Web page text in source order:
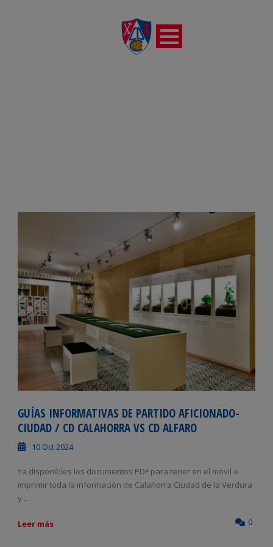
GUÍAS INFORMATIVAS DE PARTIDO AFICIONADO-
CIUDAD / CD CALAHORRA VS CD ALFARO
10 Oct 2024
Ya disponibles los documentos PDF para tener en el móvil o
imprimir toda la información de Calahorra Ciudad de la Verdura
y...
Leer más 0